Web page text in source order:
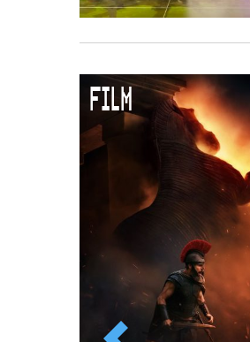
FILM